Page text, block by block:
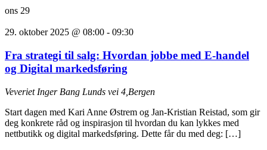
ons 29
29. oktober 2025 @ 08:00 - 09:30
Fra strategi til salg: Hvordan jobbe med E-handel
og Digital markedsføring
Veveriet Inger Bang Lunds vei 4,Bergen
Start dagen med Kari Anne Østrem og Jan-Kristian Reistad, som gir
deg konkrete råd og inspirasjon til hvordan du kan lykkes med
nettbutikk og digital markedsføring. Dette får du med deg: […]